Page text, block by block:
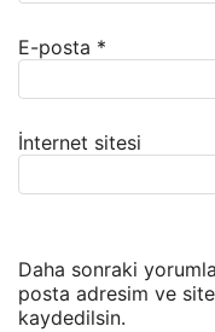
E-posta *
İnternet sitesi
Daha sonraki
posta adresim ve
kaydedilsin.